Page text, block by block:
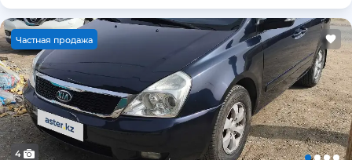
Частная продажа
4